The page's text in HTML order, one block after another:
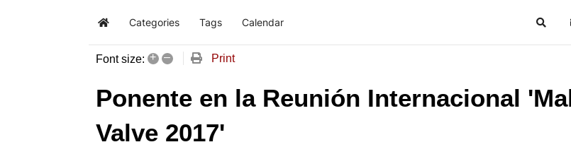
Home Categories Tags Calendar
Font size: + – Print
Ponente en la Reunión Internacional
Valve 2017'